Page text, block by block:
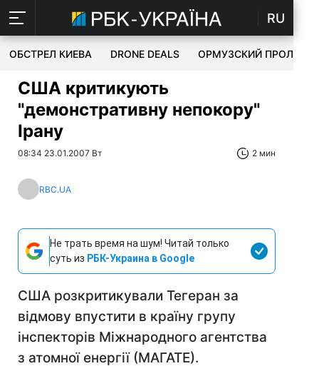
RU
ОБСТРЕЛ КИЕВА DRONE DEALS ОРМУЗСКИЙ ПРОЛИВ
США критикують
"демонстративну непокору"
Ірану
08:34 23.01.2007 Вт 2 мин
RBC.UA
Не трать время на шум! Читай только
суть из РБК-Украина в Google
США розкритикували Тегеран за
відмову впустити в країну групу
інспекторів Міжнародного агентства
з атомної енергії (МАГАТЕ).